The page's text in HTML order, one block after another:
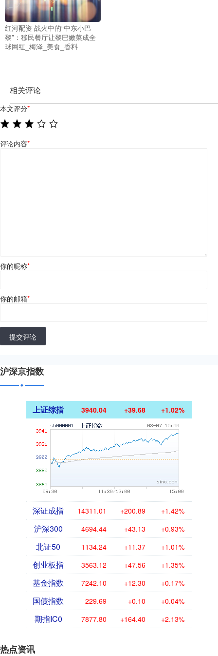
红河配资 战火中的“中东小巴
黎”：移民餐厅让黎巴嫩菜成全
球网红_梅泽_美食_香料
相关评论
本文评分*
评论内容*
你的昵称*
你的邮箱*
提交评论
沪深京指数
上证综指 3940.04 +39.68 +1.02%
深证成指 14311.01 +200.89 +1.42%
沪深300 4694.44 +43.13 +0.93%
北证50 1134.24 +11.37 +1.01%
创业板指 3563.12 +47.56 +1.35%
基金指数 7242.10 +12.30 +0.17%
国债指数 229.69 +0.10 +0.04%
期指IC0 7877.80 +164.40 +2.13%
热点资讯